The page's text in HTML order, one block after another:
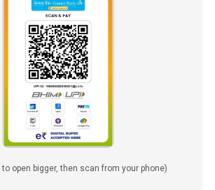
to open bigger, then scan from your phone)